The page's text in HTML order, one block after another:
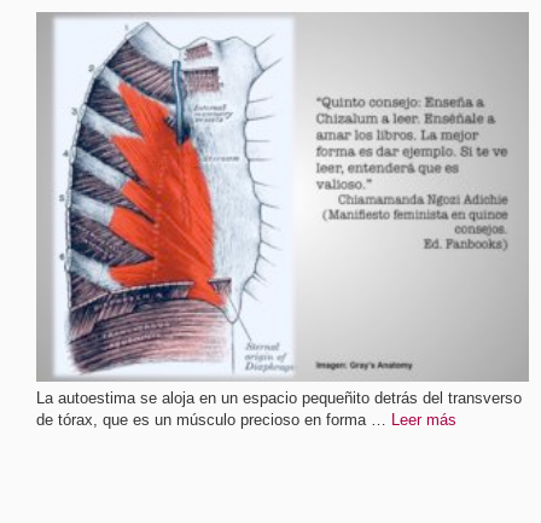
La autoestima se aloja en un espacio pequeñito detrás del transverso
de tórax, que es un músculo precioso en forma … Leer más